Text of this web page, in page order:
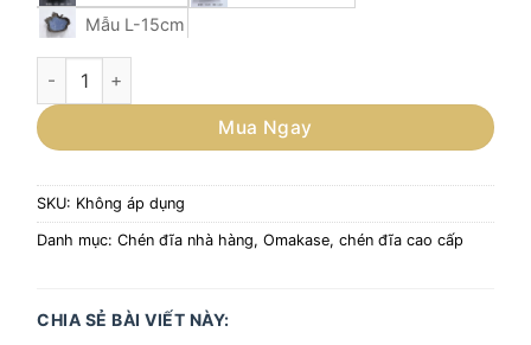
Mẫu L-15cm
Đĩa nhỏ cách điệu, đĩa có hình dáng đẹp, đĩa omakase nhà
Mua Ngay
SKU: Không áp dụng
Danh mục: Chén đĩa nhà hàng, Omakase, chén đĩa cao cấp
CHIA SẺ BÀI VIẾT NÀY: